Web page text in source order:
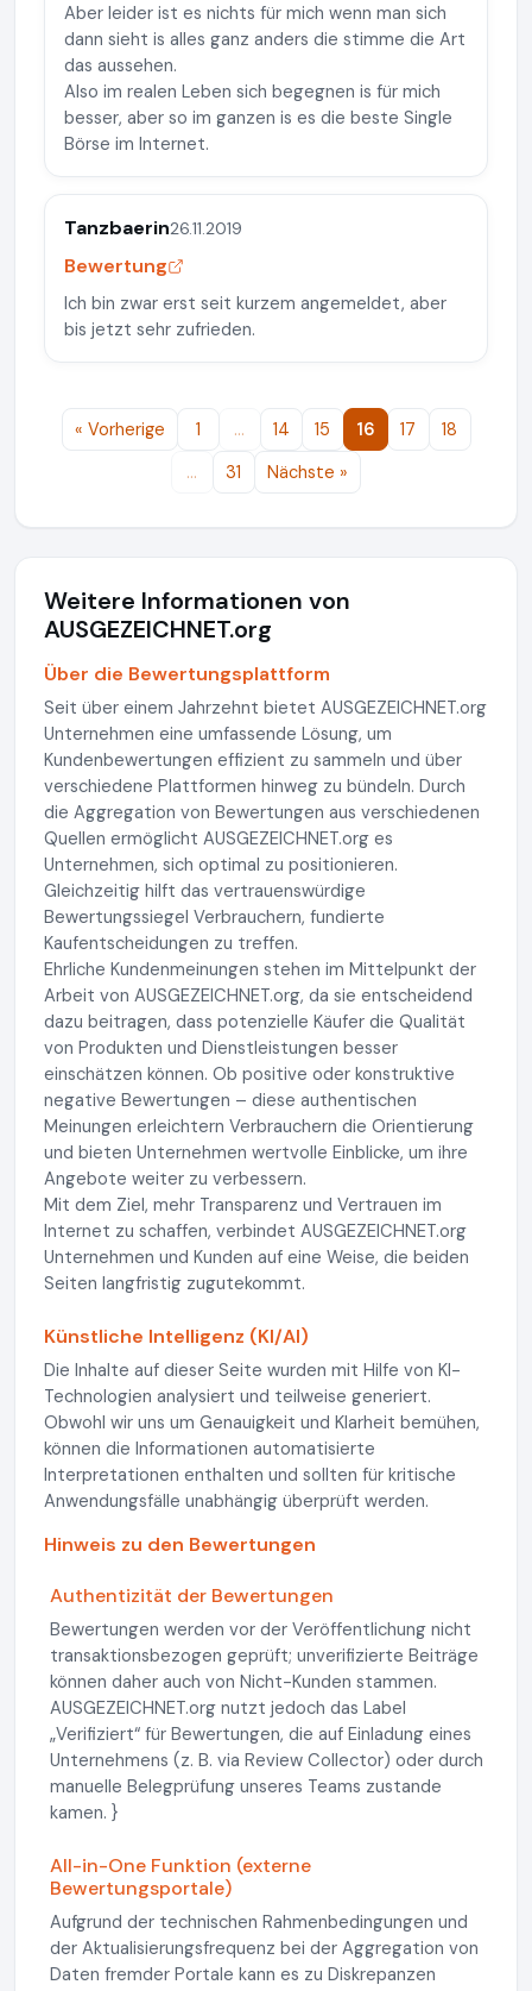
Aber leider ist es nichts für mich wenn man sich
dann sieht is alles ganz anders die stimme die Art
das aussehen.
Also im realen Leben sich begegnen is für mich
besser, aber so im ganzen is es die beste Single
Börse im Internet.
Tanzbaerin26.11.2019
Bewertung
Ich bin zwar erst seit kurzem angemeldet, aber
bis jetzt sehr zufrieden.
« Vorherige 1 … 14 15 16 17
18
…
31 Nächste »
Weitere Informationen von
AUSGEZEICHNET.org
Über die Bewertungsplattform
Seit über einem Jahrzehnt bietet AUSGEZEICHNET.org
Unternehmen eine umfassende Lösung, um
Kundenbewertungen effizient zu sammeln und über
verschiedene Plattformen hinweg zu bündeln. Durch
die Aggregation von Bewertungen aus verschiedenen
Quellen ermöglicht AUSGEZEICHNET.org es
Unternehmen, sich optimal zu positionieren.
Gleichzeitig hilft das vertrauenswürdige
Bewertungssiegel Verbrauchern, fundierte
Kaufentscheidungen zu treffen.
Ehrliche Kundenmeinungen stehen im Mittelpunkt der
Arbeit von AUSGEZEICHNET.org, da sie entscheidend
dazu beitragen, dass potenzielle Käufer die Qualität
von Produkten und Dienstleistungen besser
einschätzen können. Ob positive oder konstruktive
negative Bewertungen – diese authentischen
Meinungen erleichtern Verbrauchern die Orientierung
und bieten Unternehmen wertvolle Einblicke, um ihre
Angebote weiter zu verbessern.
Mit dem Ziel, mehr Transparenz und Vertrauen im
Internet zu schaffen, verbindet AUSGEZEICHNET.org
Unternehmen und Kunden auf eine Weise, die beiden
Seiten langfristig zugutekommt.
Künstliche Intelligenz (KI/AI)
Die Inhalte auf dieser Seite wurden mit Hilfe von KI-
Technologien analysiert und teilweise generiert.
Obwohl wir uns um Genauigkeit und Klarheit bemühen,
können die Informationen automatisierte
Interpretationen enthalten und sollten für kritische
Anwendungsfälle unabhängig überprüft werden.
Hinweis zu den Bewertungen
Authentizität der Bewertungen
Bewertungen werden vor der Veröffentlichung nicht
transaktionsbezogen geprüft; unverifizierte Beiträge
können daher auch von Nicht-Kunden stammen.
AUSGEZEICHNET.org nutzt jedoch das Label
„Verifiziert“ für Bewertungen, die auf Einladung eines
Unternehmens (z. B. via Review Collector) oder durch
manuelle Belegprüfung unseres Teams zustande
kamen. }
All-in-One Funktion (externe
Bewertungsportale)
Aufgrund der technischen Rahmenbedingungen und
der Aktualisierungsfrequenz bei der Aggregation von
Daten fremder Portale kann es zu Diskrepanzen